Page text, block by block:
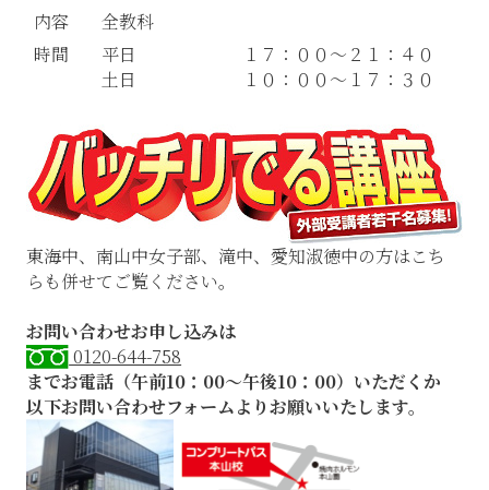
内容
全教科
時間
平日
土日
１７：００～２１：４０
１０：００～１７：３０
東海中、南山中女子部、滝中、愛知淑徳中の方はこち
らも併せてご覧ください。
お問い合わせお申し込みは
0120-644-758
までお電話（午前10：00～午後10：00）いただくか
以下お問い合わせフォームよりお願いいたします。